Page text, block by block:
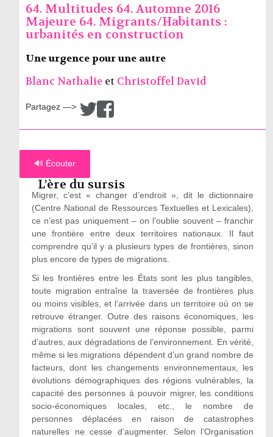
64. Multitudes 64. Automne 2016
Majeure 64. Migrants/Habitants :
urbanités en construction
Une urgence pour une autre
Blanc Nathalieet Christoffel David
Partagez —> /
🔊 Écouter
L’ère du sursis
Migrer, c’est « changer d’endroit », dit le dictionnaire
(Centre National de Ressources Textuelles et Lexicales),
ce n’est pas uniquement – on l’oublie souvent – franchir
une frontière entre deux territoires nationaux. Il faut
comprendre qu’il y a plusieurs types de frontières, sinon
plus encore de types de migrations.
Si les frontières entre les États sont les plus tangibles,
toute migration entraîne la traversée de frontières plus
ou moins visibles, et l’arrivée dans un territoire où on se
retrouve étranger. Outre des raisons économiques, les
migrations sont souvent une réponse possible, parmi
d’autres, aux dégradations de l’environnement. En vérité,
même si les migrations dépendent d’un grand nombre de
facteurs, dont les changements environnementaux, les
évolutions démographiques des régions vulnérables, la
capacité des personnes à pouvoir migrer, les conditions
socio-économiques locales, etc., le nombre de
personnes déplacées en raison de catastrophes
naturelles ne cesse d’augmenter. Selon l’Organisation